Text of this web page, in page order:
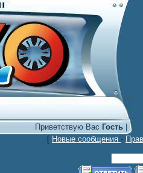
Приветствую Вас Гость|
[ Новые сообщения ·